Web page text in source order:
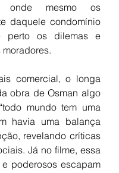
onde mesmo os
daquele condomínio
perto os dilemas e
comercial, o longa
obra de Osman algo
mundo tem uma
havia uma balança
revelando críticas
Já no filme, essa
poderosos escapam